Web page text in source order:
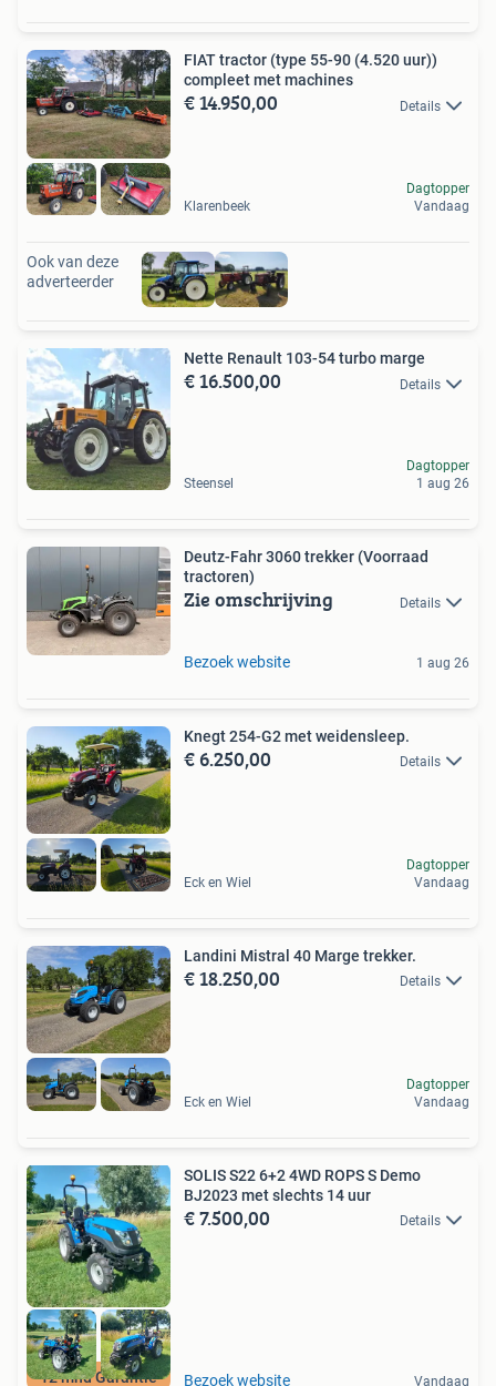
FIAT tractor (type 55-90 (4.520 uur))
compleet met machines
€ 14.950,00 Details
Klarenbeek
Dagtopper
Vandaag
Ook van deze
adverteerder
Nette Renault 103-54 turbo marge
€ 16.500,00 Details
Steensel
Dagtopper
1 aug 26
Deutz-Fahr 3060 trekker (Voorraad
tractoren)
Zie omschrijving Details
Bezoek website 1 aug 26
Knegt 254-G2 met weidensleep.
€ 6.250,00 Details
Eck en Wiel
Dagtopper
Vandaag
Landini Mistral 40 Marge trekker.
€ 18.250,00 Details
Eck en Wiel
Dagtopper
Vandaag
12 mnd Garantie
SOLIS S22 6+2 4WD ROPS S Demo
BJ2023 met slechts 14 uur
€ 7.500,00 Details
Bezoek website Vandaag